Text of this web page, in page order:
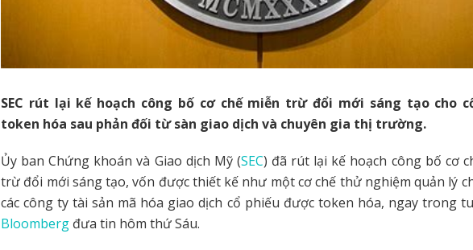
SEC rút lại kế hoạch công bố cơ chế miễn trừ đổi mới sáng tạo cho
token hóa sau phản đối từ sàn giao dịch và chuyên gia thị trường.
Ủy ban Chứng khoán và Giao dịch Mỹ (SEC) đã rút lại kế hoạch công bố cơ
trừ đổi mới sáng tạo, vốn được thiết kế như một cơ chế thử nghiệm quản lý
các công ty tài sản mã hóa giao dịch cổ phiếu được token hóa, ngay trong
Bloomberg đưa tin hôm thứ Sáu.